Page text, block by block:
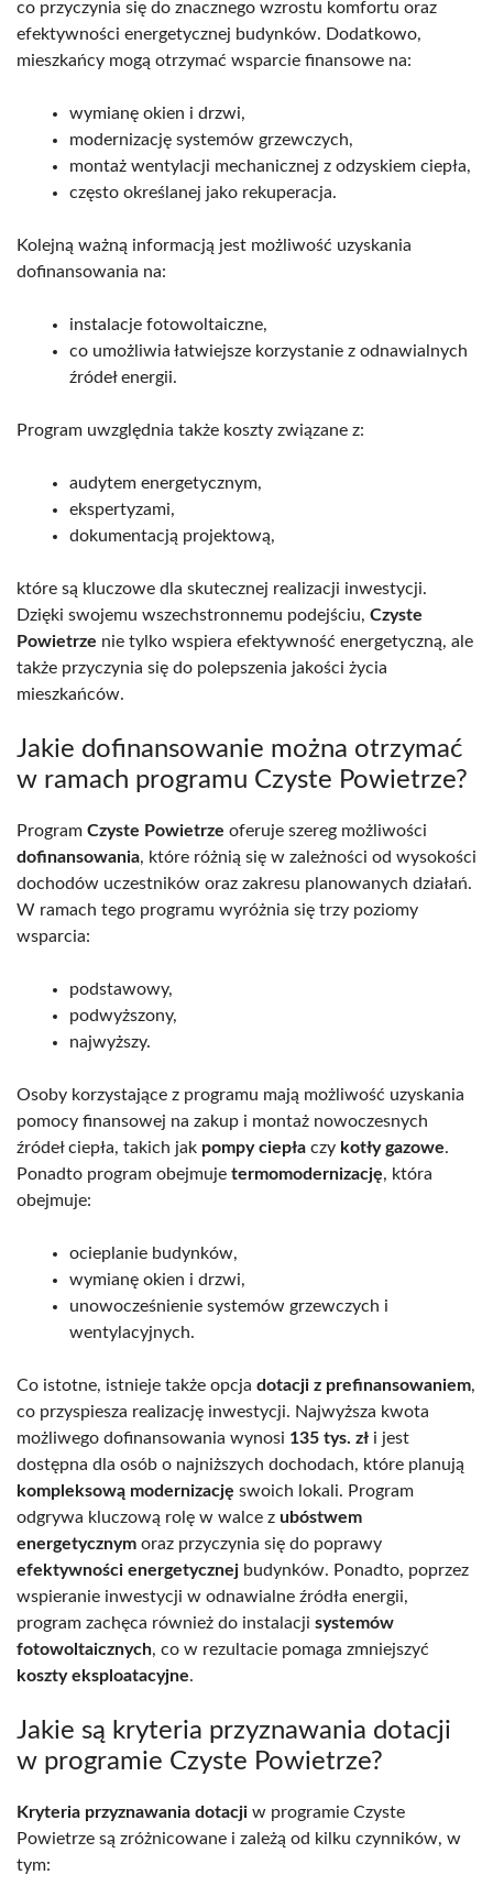
co przyczynia się do znacznego wzrostu komfortu oraz
efektywności energetycznej budynków. Dodatkowo,
mieszkańcy mogą otrzymać wsparcie finansowe na:
wymianę okien i drzwi,
modernizację systemów grzewczych,
montaż wentylacji mechanicznej z odzyskiem ciepła,
często określanej jako rekuperacja.
Kolejną ważną informacją jest możliwość uzyskania
dofinansowania na:
instalacje fotowoltaiczne,
co umożliwia łatwiejsze korzystanie z odnawialnych
źródeł energii.
Program uwzględnia także koszty związane z:
audytem energetycznym,
ekspertyzami,
dokumentacją projektową,
które są kluczowe dla skutecznej realizacji inwestycji.
Dzięki swojemu wszechstronnemu podejściu, Czyste
Powietrze nie tylko wspiera efektywność energetyczną, ale
także przyczynia się do polepszenia jakości życia
mieszkańców.
Jakie dofinansowanie można otrzymać
w ramach programu Czyste Powietrze?
Program Czyste Powietrze oferuje szereg możliwości
dofinansowania, które różnią się w zależności od wysokości
dochodów uczestników oraz zakresu planowanych działań.
W ramach tego programu wyróżnia się trzy poziomy
wsparcia:
podstawowy,
podwyższony,
najwyższy.
Osoby korzystające z programu mają możliwość uzyskania
pomocy finansowej na zakup i montaż nowoczesnych
źródeł ciepła, takich jak pompy ciepła czy kotły gazowe.
Ponadto program obejmuje termomodernizację, która
obejmuje:
ocieplanie budynków,
wymianę okien i drzwi,
unowocześnienie systemów grzewczych i
wentylacyjnych.
Co istotne, istnieje także opcja dotacji z prefinansowaniem,
co przyspiesza realizację inwestycji. Najwyższa kwota
możliwego dofinansowania wynosi 135 tys. zł i jest
dostępna dla osób o najniższych dochodach, które planują
kompleksową modernizację swoich lokali. Program
odgrywa kluczową rolę w walce z ubóstwem
energetycznym oraz przyczynia się do poprawy
efektywności energetycznej budynków. Ponadto, poprzez
wspieranie inwestycji w odnawialne źródła energii,
program zachęca również do instalacji systemów
fotowoltaicznych, co w rezultacie pomaga zmniejszyć
koszty eksploatacyjne.
Jakie są kryteria przyznawania dotacji
w programie Czyste Powietrze?
Kryteria przyznawania dotacji w programie Czyste
Powietrze są zróżnicowane i zależą od kilku czynników, w
tym: